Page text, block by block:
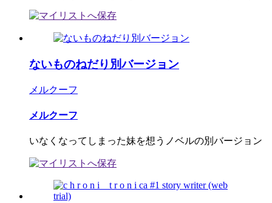
ないものねだり別バージョン
メルクーフ
メルクーフ
いなくなってしまった妹を想うノベルの別バージョン